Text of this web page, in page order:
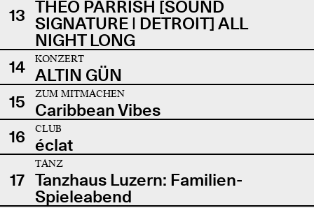
13 THEO PARRISH [SOUND
SIGNATURE | DETROIT] ALL
NIGHT LONG
14
KONZERT
ALTIN GÜN
15
ZUM MITMACHEN
Caribbean Vibes
16
CLUB
éclat
17
TANZ
Tanzhaus Luzern: Familien-
Spieleabend